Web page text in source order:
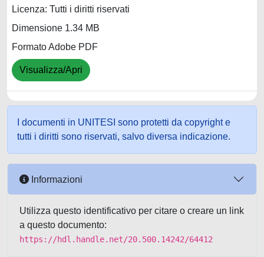
Licenza: Tutti i diritti riservati
Dimensione 1.34 MB
Formato Adobe PDF
Visualizza/Apri
I documenti in UNITESI sono protetti da copyright e
tutti i diritti sono riservati, salvo diversa indicazione.
Informazioni
Utilizza questo identificativo per citare o creare un link
a questo documento:
https://hdl.handle.net/20.500.14242/64412